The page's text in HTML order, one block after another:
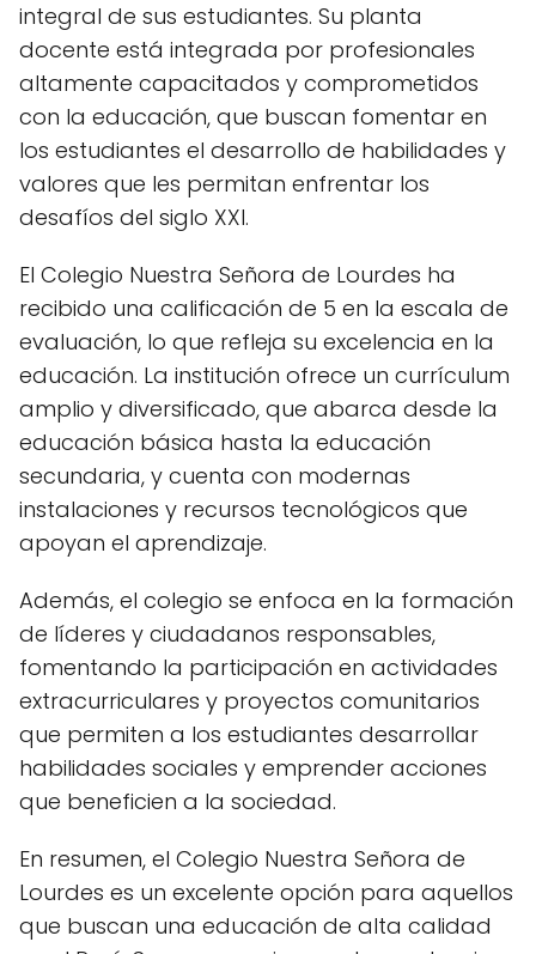
integral de sus estudiantes. Su planta
docente está integrada por profesionales
altamente capacitados y comprometidos
con la educación, que buscan fomentar en
los estudiantes el desarrollo de habilidades y
valores que les permitan enfrentar los
desafíos del siglo XXI.
El Colegio Nuestra Señora de Lourdes ha
recibido una calificación de 5 en la escala de
evaluación, lo que refleja su excelencia en la
educación. La institución ofrece un currículum
amplio y diversificado, que abarca desde la
educación básica hasta la educación
secundaria, y cuenta con modernas
instalaciones y recursos tecnológicos que
apoyan el aprendizaje.
Además, el colegio se enfoca en la formación
de líderes y ciudadanos responsables,
fomentando la participación en actividades
extracurriculares y proyectos comunitarios
que permiten a los estudiantes desarrollar
habilidades sociales y emprender acciones
que beneficien a la sociedad.
En resumen, el Colegio Nuestra Señora de
Lourdes es un excelente opción para aquellos
que buscan una educación de alta calidad